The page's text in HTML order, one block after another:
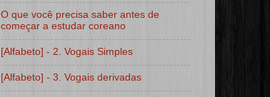
O que você precisa saber antes de
começar a estudar coreano
[Alfabeto] - 2. Vogais Simples
[Alfabeto] - 3. Vogais derivadas